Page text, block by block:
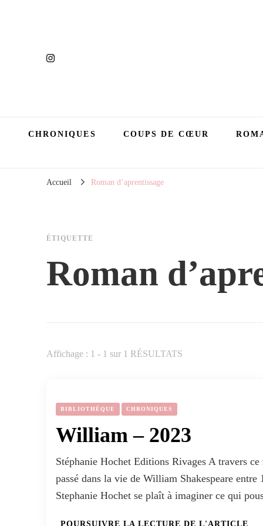
CHRONIQUES COUPS DE CŒUR
Accueil Roman d’aprentissage
ÉTIQUETTE
Roman
Affichage : 1 - 1 sur 1 RÉSULTATS
BIBLIOTHÈQUE CHRONIQUES
William – 2023
Stéphanie Hochet Editions Rivages A travers
passé dans la vie de William Shakespeare
Stephanie Hochet se plaît à imaginer ce qui
POURSUIVRE LA LECTURE DE L'ARTICLE